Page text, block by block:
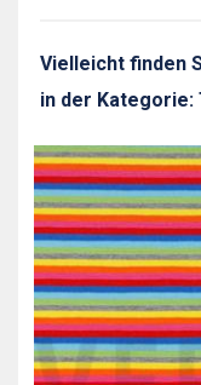
Vielleicht finden
in der